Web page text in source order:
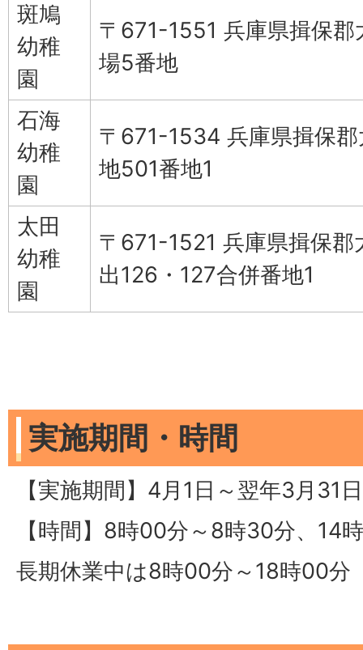
斑鳩
幼稚
園
〒671-1551 兵庫県揖保郡
場5番地
石海
幼稚
園
〒671-1534 兵庫県揖保
地501番地1
太田
幼稚
園
〒671-1521 兵庫県揖保郡
出126・127合併番地1
実施期間・時間
【実施期間】4月1日～翌年3月31
【時間】8時00分～8時30分、14
長期休業中は8時00分～18時00分